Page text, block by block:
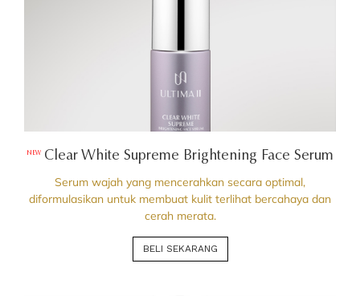
NEW
Clear White Supreme Brightening Face Serum
Serum wajah yang mencerahkan secara optimal,
diformulasikan untuk membuat kulit terlihat bercahaya dan
cerah merata.
BELI SEKARANG